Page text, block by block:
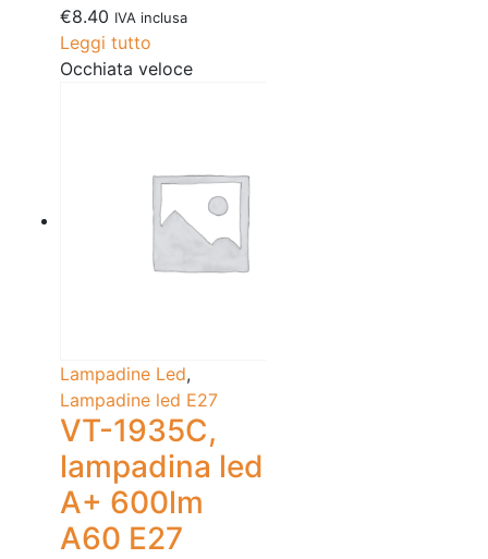
€8.40 IVA inclusa
Leggi tutto
Occhiata veloce
Lampadine Led,
Lampadine led E27
VT-1935C,
lampadina led
A+ 600lm
A60 E27